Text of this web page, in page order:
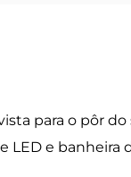
para o pôr do
LED e banheira